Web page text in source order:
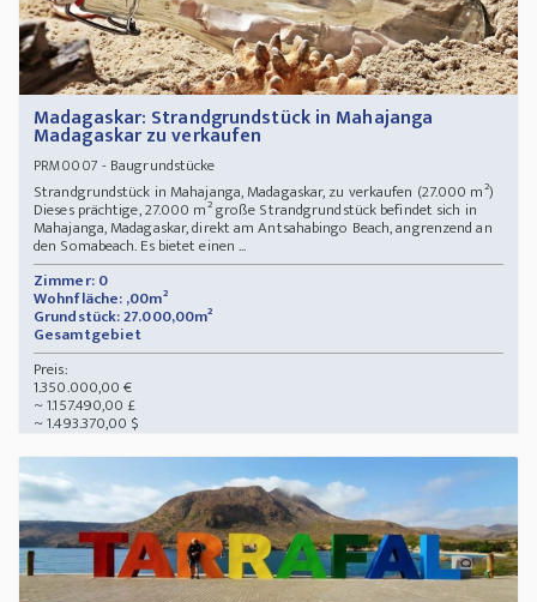
Madagaskar: Strandgrundstück in Mahajanga
Madagaskar zu verkaufen
PRM0007 - Baugrundstücke
Strandgrundstück in Mahajanga, Madagaskar, zu verkaufen (27.000 m²)
Dieses prächtige, 27.000 m² große Strandgrundstück befindet sich in
Mahajanga, Madagaskar, direkt am Antsahabingo Beach, angrenzend an
den Somabeach. Es bietet einen ...
Zimmer: 0
Wohnfläche: ,00m²
Grundstück: 27.000,00m²
Gesamtgebiet
Preis:
1.350.000,00 €
~ 1.157.490,00 £
~ 1.493.370,00 $